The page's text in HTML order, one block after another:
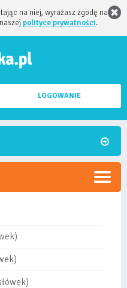
na niej, wyrażasz zgodę na
polityce prywatności.
LOGOWANIE